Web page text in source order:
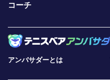
コーチ
アンバサダーとは